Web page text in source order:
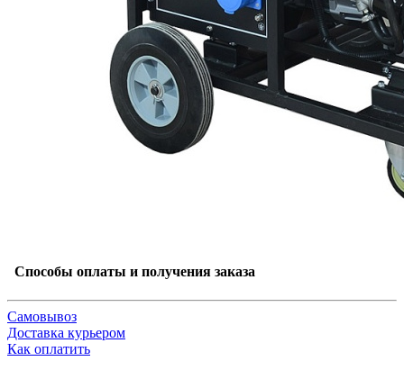
Способы оплаты и получения заказа
Самовывоз
Доставка курьером
Как оплатить